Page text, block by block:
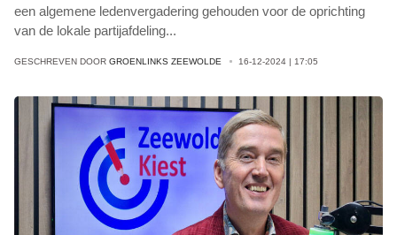
een algemene ledenvergadering gehouden voor de oprichting
van de lokale partijafdeling...
GESCHREVEN DOOR GROENLINKS ZEEWOLDE 16-12-2024 | 17:05